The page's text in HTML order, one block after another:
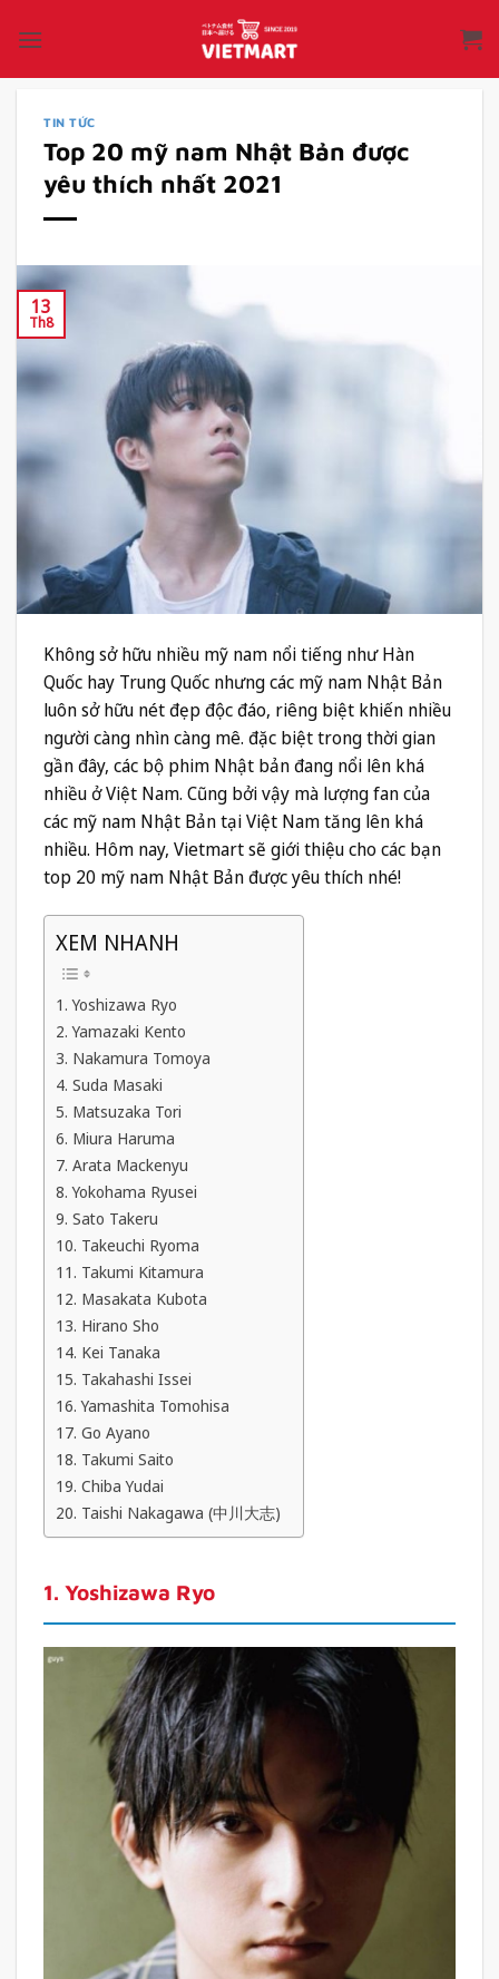
qua
TIN TỨC
Top 20 mỹ nam Nhật Bản được
yêu thích nhất 2021
13
Th8
Không sở hữu nhiều mỹ nam nổi tiếng như Hàn
Quốc hay Trung Quốc nhưng các mỹ nam Nhật Bản
luôn sở hữu nét đẹp độc đáo, riêng biệt khiến nhiều
người càng nhìn càng mê. đặc biệt trong thời gian
gần đây, các bộ phim Nhật bản đang nổi lên khá
nhiều ở Việt Nam. Cũng bởi vậy mà lượng fan của
các mỹ nam Nhật Bản tại Việt Nam tăng lên khá
nhiều. Hôm nay, Vietmart sẽ giới thiệu cho các bạn
top 20 mỹ nam Nhật Bản được yêu thích nhé!
XEM NHANH
1. Yoshizawa Ryo
2. Yamazaki Kento
3. Nakamura Tomoya
4. Suda Masaki
5. Matsuzaka Tori
6. Miura Haruma
7. Arata Mackenyu
8. Yokohama Ryusei
9. Sato Takeru
10. Takeuchi Ryoma
11. Takumi Kitamura
12. Masakata Kubota
13. Hirano Sho
14. Kei Tanaka
15. Takahashi Issei
16. Yamashita Tomohisa
17. Go Ayano
18. Takumi Saito
19. Chiba Yudai
20. Taishi Nakagawa (中川大志)
1. Yoshizawa Ryo